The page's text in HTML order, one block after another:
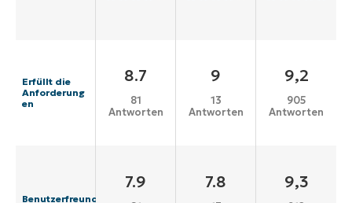
Erfüllt die
Anforderung
en
8.7
81
Antworten
9
13
Antworten
9,2
905
Antworten
Benutzerfreundlichkeit
7.9 7.8 9,3